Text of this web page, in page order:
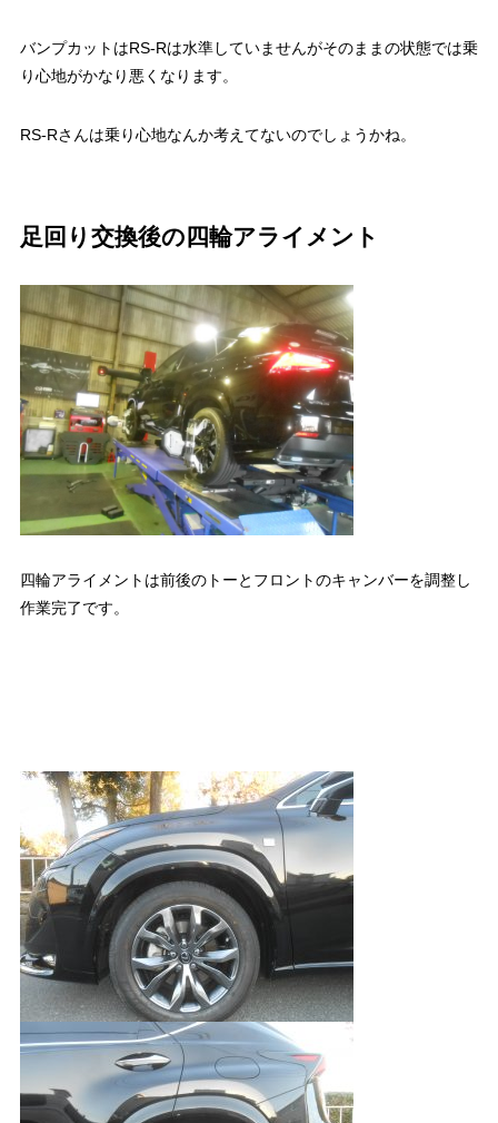
バンプカットはRS-Rは水準していませんがそのままの状態では乗
り心地がかなり悪くなります。
RS-Rさんは乗り心地なんか考えてないのでしょうかね。
足回り交換後の四輪アライメント
四輪アライメントは前後のトーとフロントのキャンバーを調整し
作業完了です。